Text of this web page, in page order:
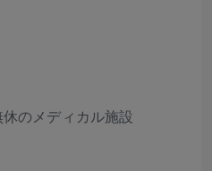
休のメディカル施設